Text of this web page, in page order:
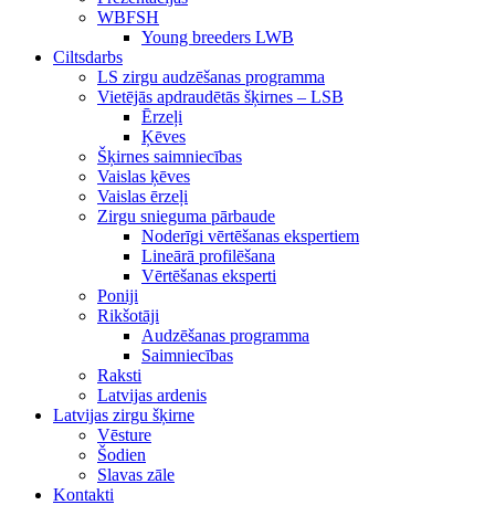
WBFSH
Young breeders LWB
Ciltsdarbs
LS zirgu audzēšanas programma
Vietējās apdraudētās šķirnes – LSB
Ērzeļi
Ķēves
Šķirnes saimniecības
Vaislas ķēves
Vaislas ērzeļi
Zirgu snieguma pārbaude
Noderīgi vērtēšanas ekspertiem
Lineārā profilēšana
Vērtēšanas eksperti
Poniji
Rikšotāji
Audzēšanas programma
Saimniecības
Raksti
Latvijas ardenis
Latvijas zirgu šķirne
Vēsture
Šodien
Slavas zāle
Kontakti